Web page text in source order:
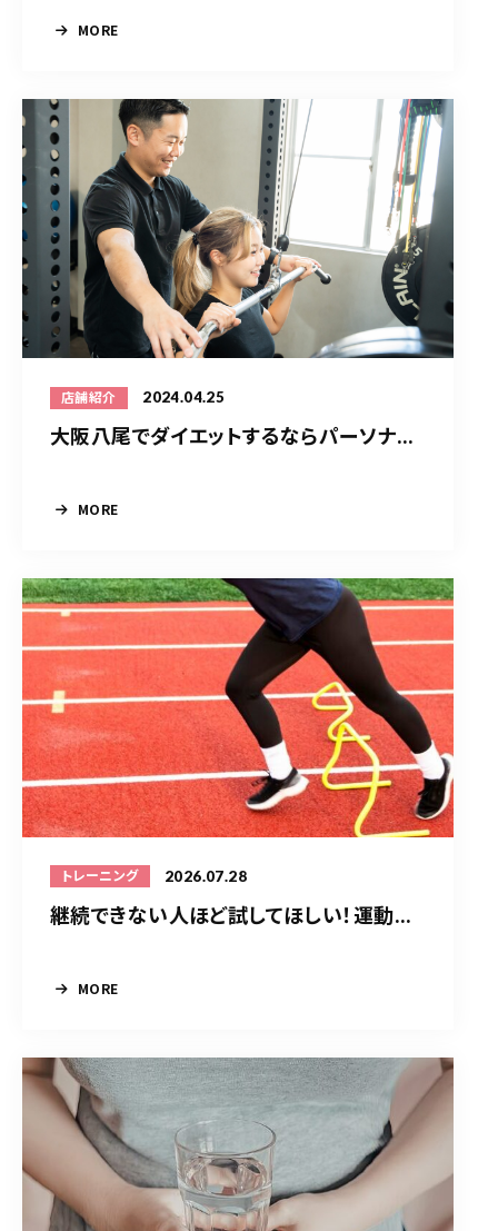
MORE
店舗紹介 2024.04.25
大阪八尾でダイエットするならパーソナ...
MORE
トレーニング 2026.07.28
継続できない人ほど試してほしい！運動...
MORE